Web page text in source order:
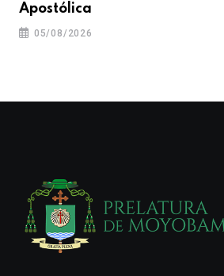
Apostólica
05/08/2026